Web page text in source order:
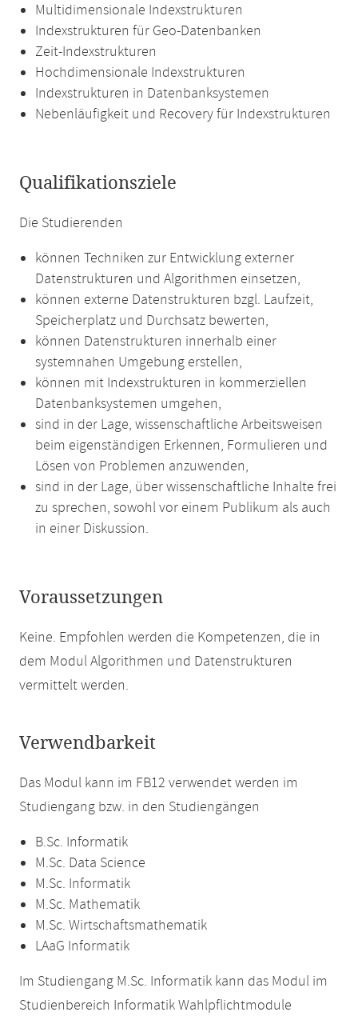
Multidimensionale Indexstrukturen
Indexstrukturen für Geo-Datenbanken
Zeit-Indexstrukturen
Hochdimensionale Indexstrukturen
Indexstrukturen in Datenbanksystemen
Nebenläufigkeit und Recovery für Indexstrukturen
Qualifikationsziele
Die Studierenden
können Techniken zur Entwicklung externer
Datenstrukturen und Algorithmen einsetzen,
können externe Datenstrukturen bzgl. Laufzeit,
Speicherplatz und Durchsatz bewerten,
können Datenstrukturen innerhalb einer
systemnahen Umgebung erstellen,
können mit Indexstrukturen in kommerziellen
Datenbanksystemen umgehen,
sind in der Lage, wissenschaftliche Arbeitsweisen
beim eigenständigen Erkennen, Formulieren und
Lösen von Problemen anzuwenden,
sind in der Lage, über wissenschaftliche Inhalte frei
zu sprechen, sowohl vor einem Publikum als auch
in einer Diskussion.
Voraussetzungen
Keine. Empfohlen werden die Kompetenzen, die in
dem Modul Algorithmen und Datenstrukturen
vermittelt werden.
Verwendbarkeit
Das Modul kann im FB12 verwendet werden im
Studiengang bzw. in den Studiengängen
B.Sc. Informatik
M.Sc. Data Science
M.Sc. Informatik
M.Sc. Mathematik
M.Sc. Wirtschaftsmathematik
LAaG Informatik
Im Studiengang M.Sc. Informatik kann das Modul im
Studienbereich Informatik Wahlpflichtmodule